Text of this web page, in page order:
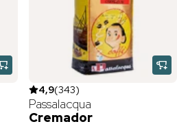
4,9(343)
Passalacqua
Cremador